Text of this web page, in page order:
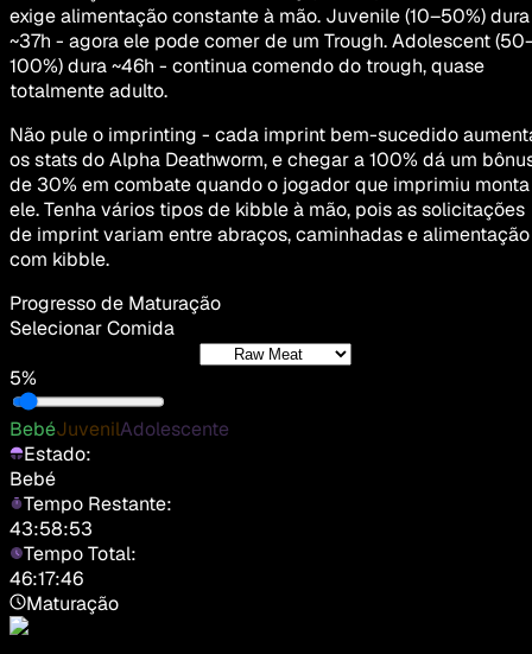
exige alimentação constante à mão. Juvenile (10–50%) dura
~37h - agora ele pode comer de um Trough. Adolescent
100%) dura ~46h - continua comendo do trough, quase
totalmente adulto.
Não pule o imprinting - cada imprint bem-sucedido
os stats do Alpha Deathworm, e chegar a 100% dá um
de 30% em combate quando o jogador que imprimiu monta
ele. Tenha vários tipos de kibble à mão, pois as solicitações
de imprint variam entre abraços, caminhadas e alimentação
com kibble.
Progresso de Maturação
Selecionar Comida
5%
BebéJuvenilAdolescente
Estado:
Bebé
Tempo Restante:
43:58:53
Tempo Total:
46:17:46
Maturação